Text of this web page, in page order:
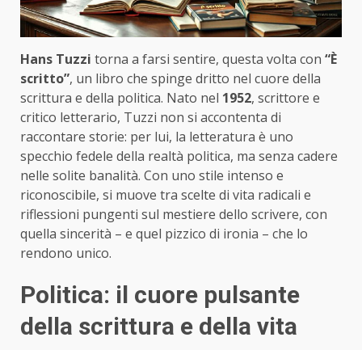
Hans Tuzzi torna a farsi sentire, questa volta con “È
scritto”, un libro che spinge dritto nel cuore della
scrittura e della politica. Nato nel 1952, scrittore e
critico letterario, Tuzzi non si accontenta di
raccontare storie: per lui, la letteratura è uno
specchio fedele della realtà politica, ma senza cadere
nelle solite banalità. Con uno stile intenso e
riconoscibile, si muove tra scelte di vita radicali e
riflessioni pungenti sul mestiere dello scrivere, con
quella sincerità – e quel pizzico di ironia – che lo
rendono unico.
Politica: il cuore pulsante
della scrittura e della vita